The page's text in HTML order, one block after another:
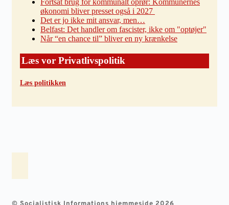
Fortsat brug for kommunalt oprør: Kommunernes
økonomi bliver presset også i 2027
Det er jo ikke mit ansvar, men…
Belfast: Det handler om fascister, ikke om "optøjer"
Når “en chance til” bliver en ny krænkelse
Læs vor Privatlivspolitik
Læs politikken